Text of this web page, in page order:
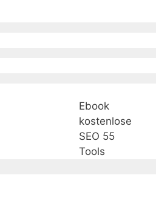
Ebook
kostenlose
SEO 55
Tools